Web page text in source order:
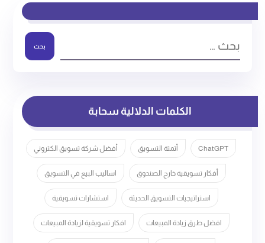
بحث
الكلمات الدلالية سحابة
ChatGPT أتمتة التسويق أفضل شركة تسويق الكتروني
أفكار تسويقية خارج الصندوق اساليب البيع في التسويق
استراتيجيات التسويق الحديثة استشارات تسويقية
افضل طرق زيادة المبيعات افكار تسويقية لزيادة المبيعات